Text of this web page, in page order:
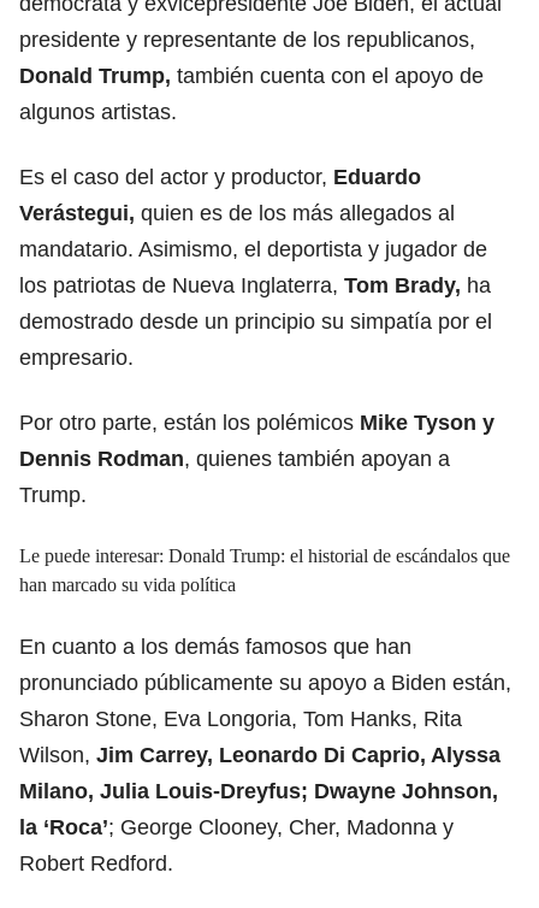
presidente y representante de los republicanos,
Donald Trump, también cuenta con el apoyo de
algunos artistas.
Es el caso del actor y productor, Eduardo
Verástegui, quien es de los más allegados al
mandatario. Asimismo, el deportista y jugador de
los patriotas de Nueva Inglaterra, Tom Brady, ha
demostrado desde un principio su simpatía por el
empresario.
Por otro parte, están los polémicos Mike Tyson y
Dennis Rodman, quienes también apoyan a
Trump.
Le puede interesar: Donald Trump: el historial de escándalos que
han marcado su vida política
En cuanto a los demás famosos que han
pronunciado públicamente su apoyo a Biden están,
Sharon Stone, Eva Longoria, Tom Hanks, Rita
Wilson, Jim Carrey, Leonardo Di Caprio, Alyssa
Milano, Julia Louis-Dreyfus; Dwayne Johnson,
la ‘Roca’; George Clooney, Cher, Madonna y
Robert Redford.